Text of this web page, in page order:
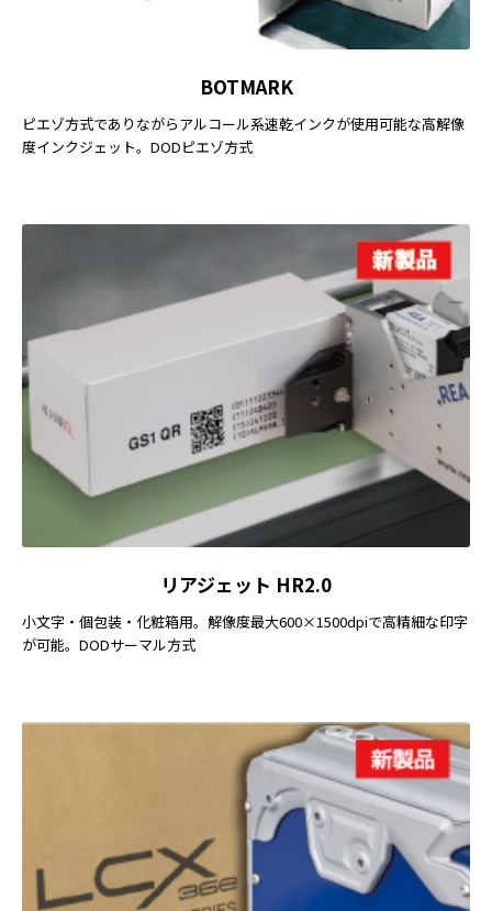
BOTMARK
ピエゾ方式でありながらアルコール系速乾インクが使用可能な高解像
度インクジェット。DODピエゾ方式
リアジェット HR2.0
小文字・個包装・化粧箱用。解像度最大600×1500dpiで高精細な印字
が可能。DODサーマル方式